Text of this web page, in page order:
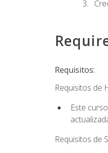
Requisitos:
Requisitos de
Este
Requisitos de